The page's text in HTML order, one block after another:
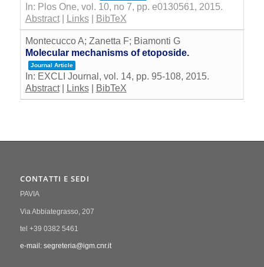
In: Plos One, vol. 10, no 7, pp. e0130561, 2015.
Abstract| Links| BibTeX
Montecucco A; Zanetta F; Biamonti G
Molecular mechanisms of etoposide.
Journal Article
In: EXCLI Journal, vol. 14, pp. 95-108, 2015.
Abstract| Links| BibTeX
CONTATTI E SEDI
PAVIA
Via Abbiategrasso, 207
tel +39 0382 5461
e-mail: segreteria@igm.cnr.it